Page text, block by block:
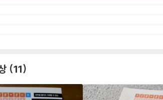
(11)